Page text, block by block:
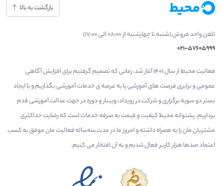
بازگشت به بالا
تلفن واحد فروش (شنبه تا چهارشنبه از 08:00 الی 17:00)
021-57605999
فعالیت محیط از سال 1401 آغاز شد، زمانی که تصمیم گرفتیم برای افزایش آگاهی
عمومی و برابری فرصت های آموزشی پا به عرصه ی خدمات آموزشی بگذاریم و با ایجاد
بستر دو سویه برگزاری و شرکت در رویداد، وبینار و دوره در جهت عدالت آموزشی قدم
برداریم. پشتوانه محیط کیفیت و قیمت به صرفه خدمات است که رضایت حداکثری
مشتریان مان را به همراه داشته و امروز ما در مدت سه‌ساله فعالیت مان موفق به کسب
اعتماد صدها هزار کاربر فعال شدیم و به آن افتخار می‌ کنیم.